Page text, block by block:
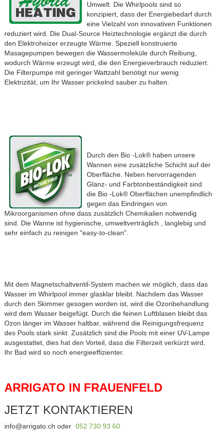
Umwelt. Die Whirlpools sind so
konzipiert, dass der Energiebedarf durch
eine Vielzahl von innovativen Funktionen
reduziert wird. Die Dual-Source Heiztechnologie ergänzt die durch
den Elektroheizer erzeugte Wärme. Speziell konstruierte
Masagepumpen bewegen die Wassermoleküle durch Reibung,
wodurch Wärme erzeugt wird, die den Energieverbrauch reduziert.
Die Filterpumpe mit geringer Wattzahl benötigt nur wenig
Elektrizität, um Ihr Wasser prickelnd sauber zu halten.
Durch den Bio -Lok® haben unsere
Wannen eine zusätzliche Schicht auf der
Oberfläche. Neben hervorragenden
Glanz- und Farbtonbeständigkeit sind
die Bio -Lok® Oberflächen unempfindlich
gegen das Eindringen von
Mikroorganismen ohne dass zusätzlich Chemikalien notwendig
sind. Die Wanne ist hygienische, umweltverträglich , langlebig und
sehr einfach zu reinigen "easy-to-clean".
Mit dem Magnetschaltventil-System machen wir möglich, dass das
Wasser im Whirlpool immer glasklar bleibt. Nachdem das Wasser
durch den Skimmer gesogen worden ist, wird die Ozonbehandlung
wird dem Wasser beigefügt. Durch die feinen Luftblasen bleibt das
Ozon länger im Wasser haltbar, während die Reinigungsfrequenz
des Pools stark sinkt. Zusätzlich sind die Pools mit einer UV-Lampe
ausgestattet, dies hat den Vorteil, dass die Filterzeit verkürzt wird,
Ihr Bad wird so noch energieeffizienter.
ARRIGATO IN FRAUENFELD
JETZT KONTAKTIEREN
info@arrigato.ch oder 052 730 93 60